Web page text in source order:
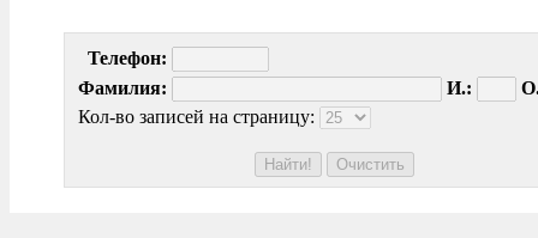
Телефон:
Фамилия:
И.:
Кол-во записей на страницу: